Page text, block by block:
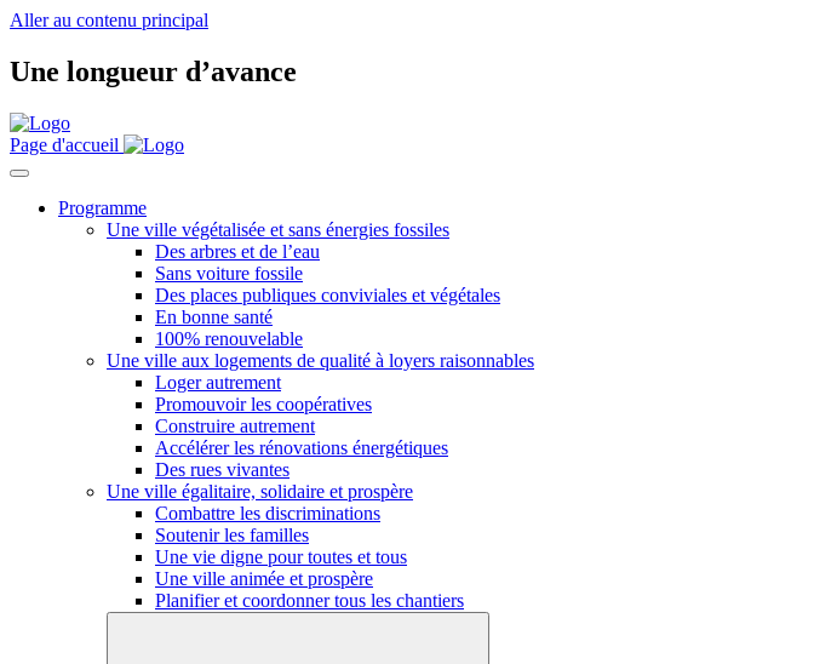
Aller au contenu principal
Une longueur d’avance
Page d'accueil
Programme
Une ville végétalisée et sans énergies fossiles
Des arbres et de l’eau
Sans voiture fossile
Des places publiques conviviales et végétales
En bonne santé
100% renouvelable
Une ville aux logements de qualité à loyers raisonnables
Loger autrement
Promouvoir les coopératives
Construire autrement
Accélérer les rénovations énergétiques
Des rues vivantes
Une ville égalitaire, solidaire et prospère
Combattre les discriminations
Soutenir les familles
Une vie digne pour toutes et tous
Une ville animée et prospère
Planifier et coordonner tous les chantiers